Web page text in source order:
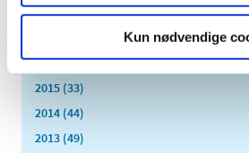
Kun nødvendige
marts (9)
januar (17)
2015 (33)
2014 (44)
2013 (49)